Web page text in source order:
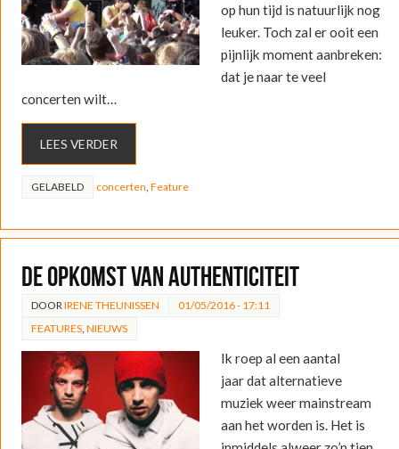
op hun tijd is natuurlijk nog
leuker. Toch zal er ooit een
pijnlijk moment aanbreken:
dat je naar te veel
concerten wilt…
LEES VERDER
GELABELD concerten Feature
De opkomst van authenticiteit
DOOR IRENE THEUNISSEN
01/05/2016 - 17:11
FEATURES, NIEUWS
Ik roep al een aantal
jaar dat alternatieve
muziek weer mainstream
aan het worden is. Het is